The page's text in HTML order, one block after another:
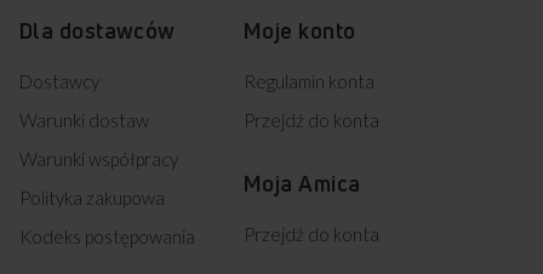
Dla dostawców
Dostawcy
Warunki dostaw
Warunki współpracy
Polityka zakupowa
Kodeks postępowania
Moje konto
Regulamin konta
Przejdź do konta
Moja Amica
Przejdź do konta